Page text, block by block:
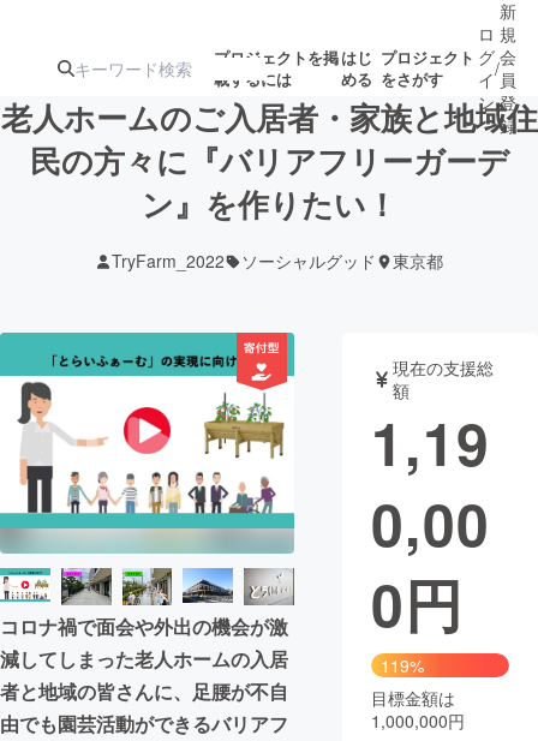
プロジェクトを掲
載するには
はじ
める
プロジェクト
をさがす
注目のリ
注目の新着プロ
ジェクト
募集終了が近いプ
テクノロジー・ガジェット
映像・映画 書籍・雑誌
ビジネス・起業 チャレンジ
まちづくり・地域活性化
CAMPFIRE for Social Good
CAMPFIRE Creation
CAMPFIREふるさと納税machi-ya コミュニティ
ロ
グ
イ
ン
/
新
規
会
員
登
録
老人ホームのご入居者・家族と地域住
民の方々に『バリアフリーガーデ
ン』を作りたい！
TryFarm_2022 ソーシャルグッド 東京都
コロナ禍で面会や外出の機会が激
減してしまった老人ホームの入居
者と地域の皆さんに、足腰が不自
由でも園芸活動ができるバリアフ
現在の支援総
額
1,19
0,00
0円
119%
目標金額は
1,000,000円